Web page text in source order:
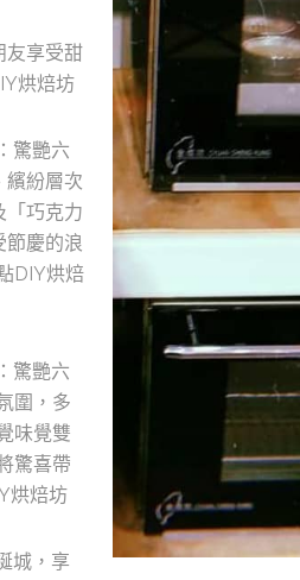
友享受甜
烘焙坊
驚艷六
繽紛層次
「巧克力
節慶的浪
DIY烘焙
驚艷六
圍，多
味覺雙
驚喜帶
烘焙坊
城，享